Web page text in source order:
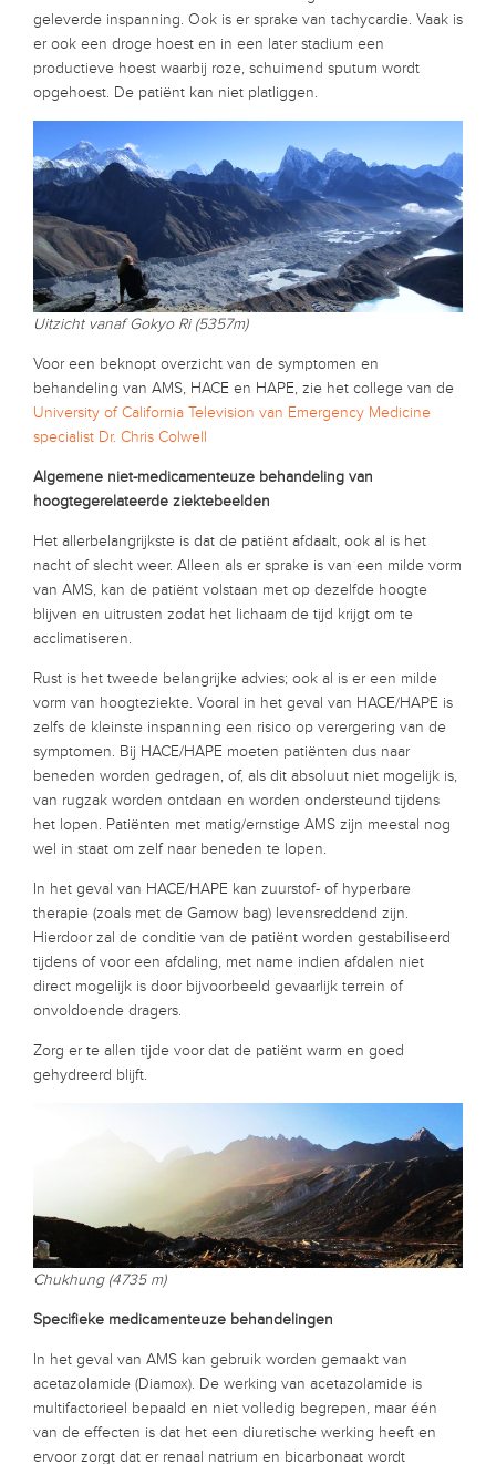
geleverde inspanning. Ook is er sprake van tachycardie. Vaak is
er ook een droge hoest en in een later stadium een
productieve hoest waarbij roze, schuimend sputum wordt
opgehoest. De patiënt kan niet platliggen.
Uitzicht vanaf Gokyo Ri (5357m)
Voor een beknopt overzicht van de symptomen en
behandeling van AMS, HACE en HAPE, zie het college van de
University of California Television van Emergency Medicine
specialist Dr. Chris Colwell
Algemene niet-medicamenteuze behandeling van
hoogtegerelateerde ziektebeelden
Het allerbelangrijkste is dat de patiënt afdaalt, ook al is het
nacht of slecht weer. Alleen als er sprake is van een milde vorm
van AMS, kan de patiënt volstaan met op dezelfde hoogte
blijven en uitrusten zodat het lichaam de tijd krijgt om te
acclimatiseren.
Rust is het tweede belangrijke advies; ook al is er een milde
vorm van hoogteziekte. Vooral in het geval van HACE/HAPE is
zelfs de kleinste inspanning een risico op verergering van de
symptomen. Bij HACE/HAPE moeten patiënten dus naar
beneden worden gedragen, of, als dit absoluut niet mogelijk is,
van rugzak worden ontdaan en worden ondersteund tijdens
het lopen. Patiënten met matig/ernstige AMS zijn meestal nog
wel in staat om zelf naar beneden te lopen.
In het geval van HACE/HAPE kan zuurstof- of hyperbare
therapie (zoals met de Gamow bag) levensreddend zijn.
Hierdoor zal de conditie van de patiënt worden gestabiliseerd
tijdens of voor een afdaling, met name indien afdalen niet
direct mogelijk is door bijvoorbeeld gevaarlijk terrein of
onvoldoende dragers.
Zorg er te allen tijde voor dat de patiënt warm en goed
gehydreerd blijft.
Chukhung (4735 m)
Specifieke medicamenteuze behandelingen
In het geval van AMS kan gebruik worden gemaakt van
acetazolamide (Diamox). De werking van acetazolamide is
multifactorieel bepaald en niet volledig begrepen, maar één
van de effecten is dat het een diuretische werking heeft en
ervoor zorgt dat er renaal natrium en bicarbonaat wordt